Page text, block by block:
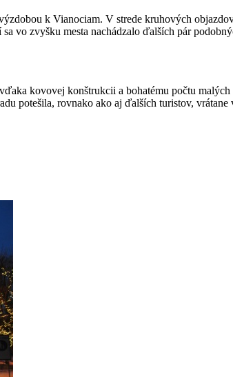
k Vianociam. V strede kruhových
vo zvyšku mesta nachádzalo ďalších pár
kovovej konštrukcii a bohatému počtu
potešila, rovnako ako aj ďalších turistov,